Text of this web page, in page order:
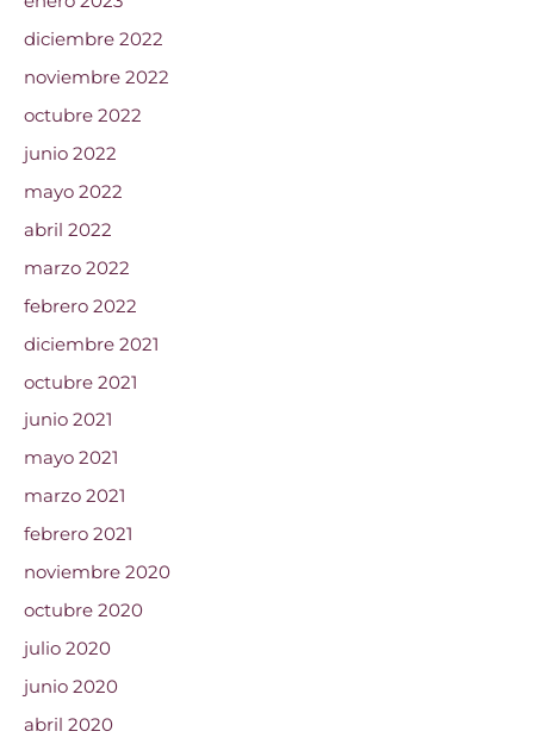
diciembre 2022
noviembre 2022
octubre 2022
junio 2022
mayo 2022
abril 2022
marzo 2022
febrero 2022
diciembre 2021
octubre 2021
junio 2021
mayo 2021
marzo 2021
febrero 2021
noviembre 2020
octubre 2020
julio 2020
junio 2020
abril 2020